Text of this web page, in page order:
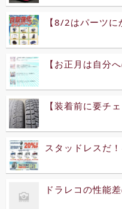
【8/2はパーツに
【お正月は自分
【装着前に要チェ
スタッドレスだ
ドラレコの性能